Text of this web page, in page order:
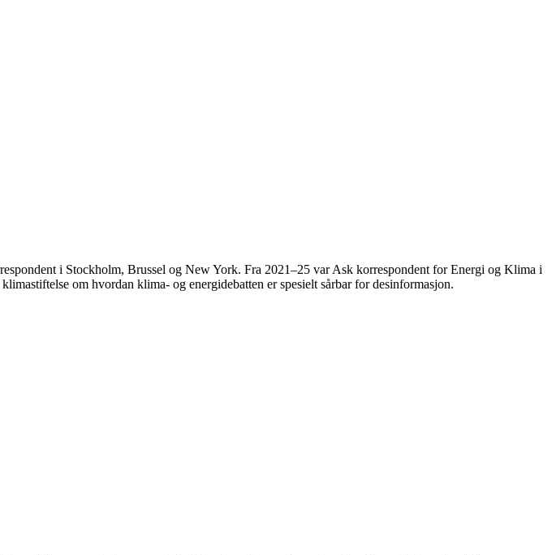
i Stockholm, Brussel og New York. Fra 2021–25 var Ask korrespondent for Energi og Klima i
om hvordan klima- og energidebatten er spesielt sårbar for desinformasjon.